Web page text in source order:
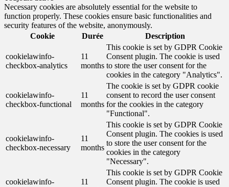
Necessary cookies are absolutely essential for the website to
function properly. These cookies ensure basic functionalities and
security features of the website, anonymously.
Cookie
Durée Description
cookielawinfo-
checkbox-analytics
11
months
This cookie is set by GDPR Cookie
Consent plugin. The cookie is used
to store the user consent for the
cookies in the category "Analytics".
cookielawinfo-
checkbox-functional
11
months
The cookie is set by GDPR cookie
consent to record the user consent
for the cookies in the category
"Functional".
cookielawinfo-
checkbox-necessary
11
months
This cookie is set by GDPR Cookie
Consent plugin. The cookies is used
to store the user consent for the
cookies in the category
"Necessary".
cookielawinfo-
11
This cookie is set by GDPR Cookie
Consent plugin. The cookie is used